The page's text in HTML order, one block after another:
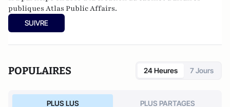
publiques Atlas Public Affairs.
SUIVRE
POPULAIRES 24 Heures 7 Jours
PLUS LUS PLUS PARTAGES